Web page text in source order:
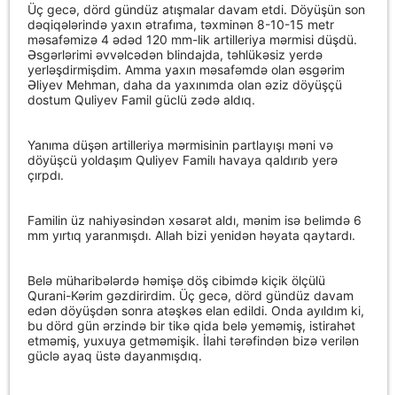
Üç gecə, dörd gündüz atışmalar davam etdi. Döyüşün son
dəqiqələrində yaxın ətrafıma, təxminən 8-10-15 metr
məsafəmizə 4 ədəd 120 mm-lik artilleriya mərmisi düşdü.
Əsgərlərimi əvvəlcədən blindajda, təhlükəsiz yerdə
yerləşdirmişdim. Amma yaxın məsafəmdə olan əsgərim
Əliyev Mehman, daha da yaxınımda olan əziz döyüşçü
dostum Quliyev Famil güclü zədə aldıq.
Yanıma düşən artilleriya mərmisinin partlayışı məni və
döyüşcü yoldaşım Quliyev Familı havaya qaldırıb yerə
çırpdı.
Familin üz nahiyəsindən xəsarət aldı, mənim isə belimdə 6
mm yırtıq yaranmışdı. Allah bizi yenidən həyata qaytardı.
Belə müharibələrdə həmişə döş cibimdə kiçik ölçülü
Qurani-Kərim gəzdirirdim. Üç gecə, dörd gündüz davam
edən döyüşdən sonra atəşkəs elan edildi. Onda ayıldım ki,
bu dörd gün ərzində bir tikə qida belə yeməmiş, istirahət
etməmiş, yuxuya getməmişik. İlahi tərəfindən bizə verilən
güclə ayaq üstə dayanmışdıq.